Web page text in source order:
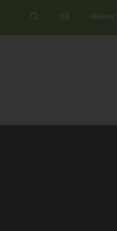
DE Meine